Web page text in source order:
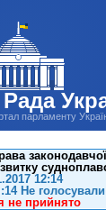
парламенту
12:14
Не
не прийнято